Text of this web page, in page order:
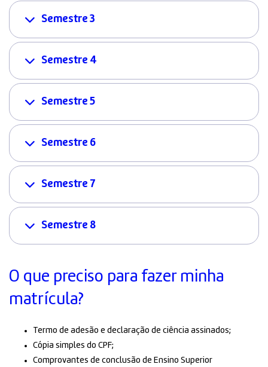
Semestre 3
Semestre 4
Semestre 5
Semestre 6
Semestre 7
Semestre 8
O que preciso para fazer minha
matrícula?
Termo de adesão e declaração de ciência assinados;
Cópia simples do CPF;
Comprovantes de conclusão de Ensino Superior